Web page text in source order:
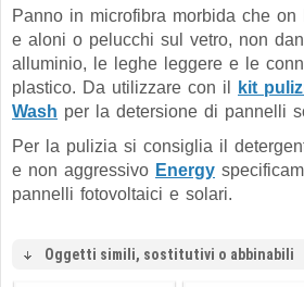
Panno in microfibra morbida che on
e aloni o pelucchi sul vetro, non
alluminio, le leghe leggere e le
plastico. Da utilizzare con il
kit
Wash per la detersione di pannelli
Per la pulizia si consiglia il
e non aggressivo Energy
pannelli fotovoltaici e solari.
Oggetti simili, sostitutivi o abbinabili